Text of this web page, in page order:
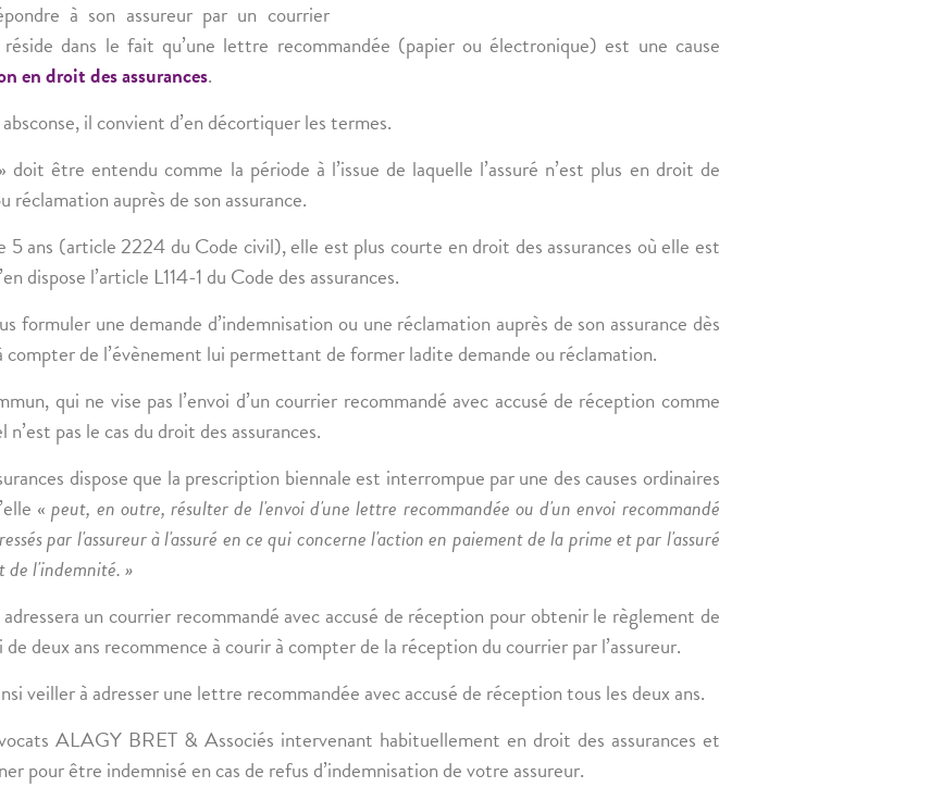
à son assureur par un courrier
dans le fait qu’une lettre recommandée (papier ou électronique) est une cause
en droit des assurances.
il convient d’en décortiquer les termes.
être entendu comme la période à l’issue de laquelle l’assuré n’est plus en droit de
auprès de son assurance.
ans (article 2224 du Code civil), elle est plus courte en droit des assurances où elle est
dispose l’article L114-1 du Code des assurances.
formuler une demande d’indemnisation ou une réclamation auprès de son assurance dès
compter de l’évènement lui permettant de former ladite demande ou réclamation.
qui ne vise pas l’envoi d’un courrier recommandé avec accusé de réception comme
pas le cas du droit des assurances.
dispose que la prescription biennale est interrompue par une des causes ordinaires
«peut, en outre, résulter de l'envoi d'une lettre recommandée ou d'un envoi recommandé
par l'assureur à l'assuré en ce qui concerne l'action en paiement de la prime et par l'assuré
de l'indemnité. »
adressera un courrier recommandé avec accusé de réception pour obtenir le règlement de
de deux ans recommence à courir à compter de la réception du courrier par l’assureur.
veiller à adresser une lettre recommandée avec accusé de réception tous les deux ans.
ALAGY BRET & Associés intervenant habituellement en droit des assurances et
pour être indemnisé en cas de refus d’indemnisation de votre assureur.